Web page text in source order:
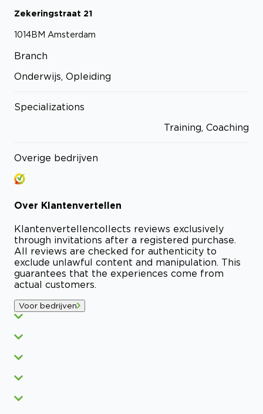
Zekeringstraat 21
1014BM Amsterdam
Branch
Onderwijs, Opleiding
Specializations
Training, Coaching
Overige bedrijven
Over Klantenvertellen
Klantenvertellencollects reviews exclusively
through invitations after a registered purchase.
All reviews are checked for authenticity to
exclude unlawful content and manipulation. This
guarantees that the experiences come from
actual customers.
Voor bedrijven